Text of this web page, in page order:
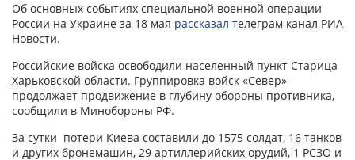
Об основных событиях специальной военной операции
России на Украине за 18 мая рассказал телеграм канал РИА
Новости.
Российские войска освободили населенный пункт Старица
Харьковской области. Группировка войск «Север»
продолжает продвижение в глубину обороны противника,
сообщили в Минобороны РФ.
За сутки потери Киева составили до 1575 солдат, 16 танков
и других бронемашин, 29 артиллерийских орудий, 1 РСЗО и